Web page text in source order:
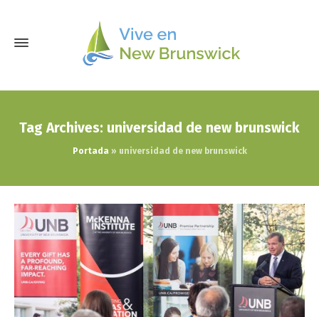
Tag Archives: universidad de new brunswick
Portada» universidad de new brunswick